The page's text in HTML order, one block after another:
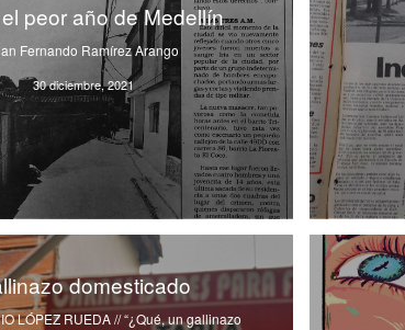
peor año de Medellín
Fernando Ramírez Arango
30 diciembre, 2021
domesticado
LÓPEZ RUEDA // “¿Qué, un gallinazo